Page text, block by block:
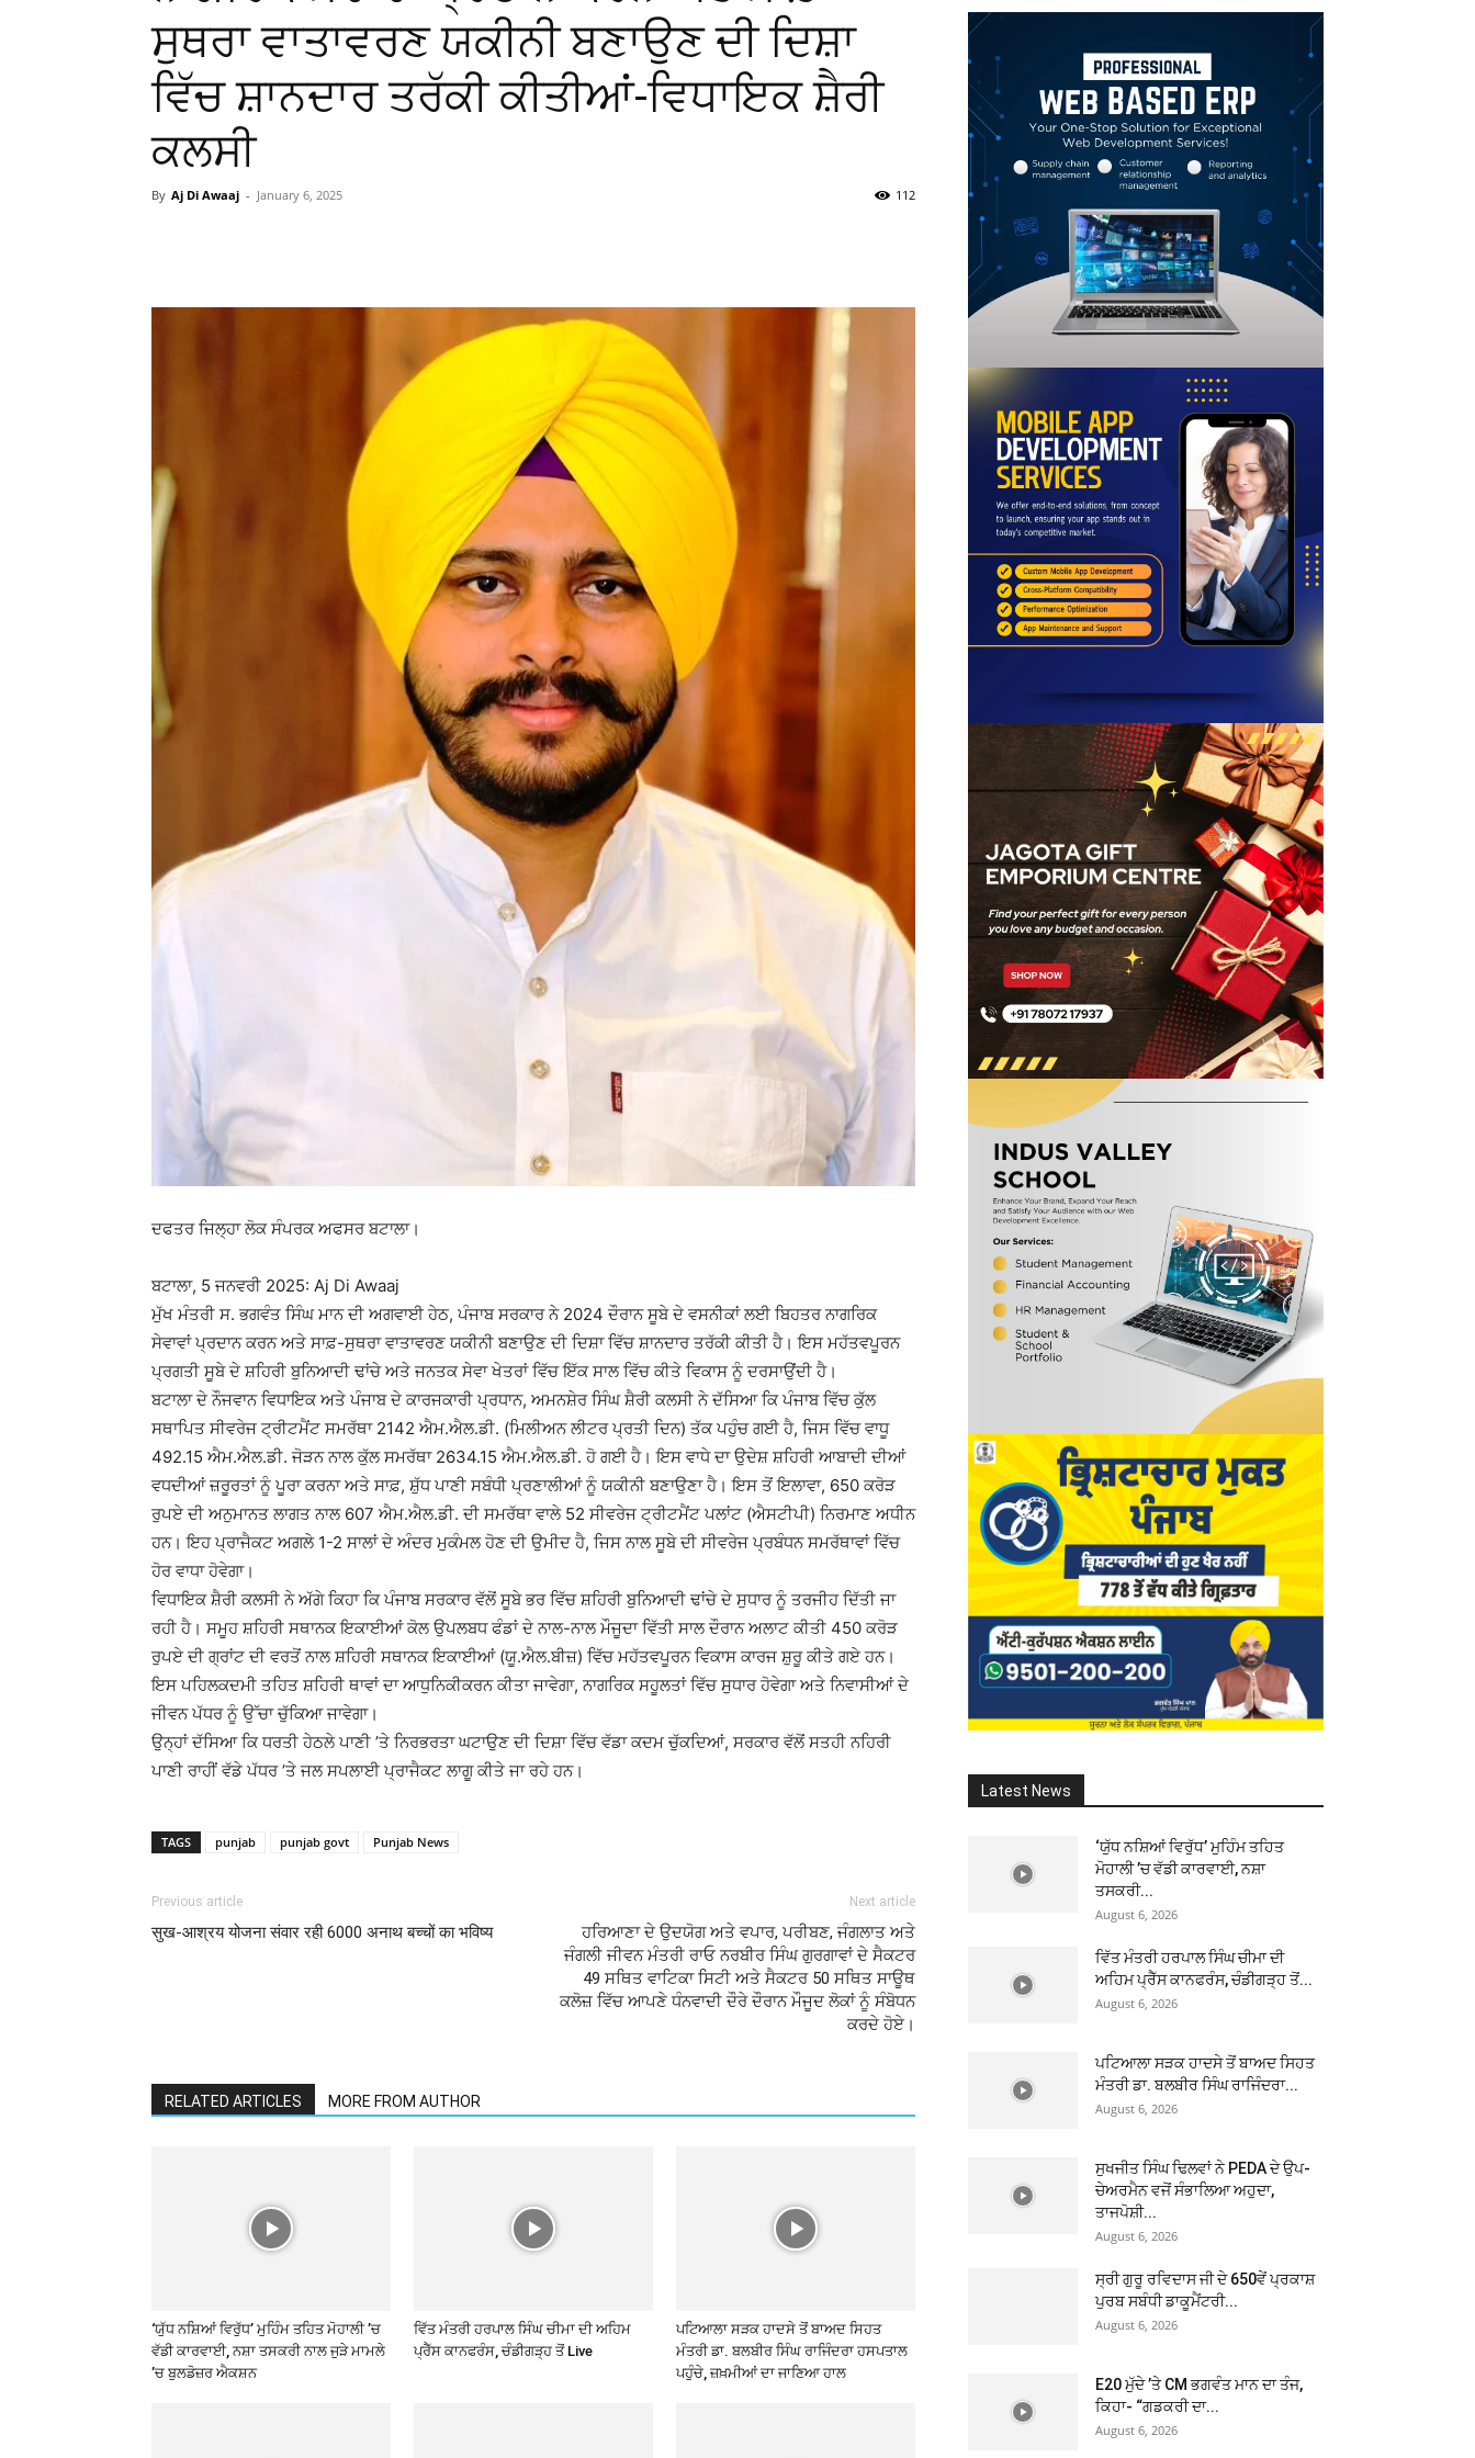
ਸੁਥਰਾ ਵਾਤਾਵਰਣ ਯਕੀਨੀ ਬਣਾਉਣ ਦੀ ਦਿਸ਼ਾ
ਵਿੱਚ ਸ਼ਾਨਦਾਰ ਤਰੱਕੀ ਕੀਤੀਆਂ-ਵਿਧਾਇਕ ਸ਼ੈਰੀ
ਕਲਸੀ
By Aj Di Awaaj - January 6, 2025 112
Email Print
ਦਫਤਰ ਜਿਲ੍ਹਾ ਲੋਕ ਸੰਪਰਕ ਅਫਸਰ ਬਟਾਲਾ।
ਬਟਾਲਾ, 5 ਜਨਵਰੀ 2025: Aj Di Awaaj
ਮੁੱਖ ਮੰਤਰੀ ਸ. ਭਗਵੰਤ ਸਿੰਘ ਮਾਨ ਦੀ ਅਗਵਾਈ ਹੇਠ, ਪੰਜਾਬ ਸਰਕਾਰ ਨੇ 2024 ਦੌਰਾਨ ਸੂਬੇ ਦੇ ਵਸਨੀਕਾਂ ਲਈ ਬਿਹਤਰ ਨਾਗਰਿਕ
ਸੇਵਾਵਾਂ ਪ੍ਰਦਾਨ ਕਰਨ ਅਤੇ ਸਾਫ਼-ਸੁਥਰਾ ਵਾਤਾਵਰਣ ਯਕੀਨੀ ਬਣਾਉਣ ਦੀ ਦਿਸ਼ਾ ਵਿੱਚ ਸ਼ਾਨਦਾਰ ਤਰੱਕੀ ਕੀਤੀ ਹੈ। ਇਸ ਮਹੱਤਵਪੂਰਨ
ਪ੍ਰਗਤੀ ਸੂਬੇ ਦੇ ਸ਼ਹਿਰੀ ਬੁਨਿਆਦੀ ਢਾਂਚੇ ਅਤੇ ਜਨਤਕ ਸੇਵਾ ਖੇਤਰਾਂ ਵਿੱਚ ਇੱਕ ਸਾਲ ਵਿੱਚ ਕੀਤੇ ਵਿਕਾਸ ਨੂੰ ਦਰਸਾਉਂਦੀ ਹੈ।
ਬਟਾਲਾ ਦੇ ਨੌਜਵਾਨ ਵਿਧਾਇਕ ਅਤੇ ਪੰਜਾਬ ਦੇ ਕਾਰਜਕਾਰੀ ਪ੍ਰਧਾਨ, ਅਮਨਸ਼ੇਰ ਸਿੰਘ ਸ਼ੈਰੀ ਕਲਸੀ ਨੇ ਦੱਸਿਆ ਕਿ ਪੰਜਾਬ ਵਿੱਚ ਕੁੱਲ
ਸਥਾਪਿਤ ਸੀਵਰੇਜ ਟ੍ਰੀਟਮੈਂਟ ਸਮਰੱਥਾ 2142 ਐਮ.ਐਲ.ਡੀ. (ਮਿਲੀਅਨ ਲੀਟਰ ਪ੍ਰਤੀ ਦਿਨ) ਤੱਕ ਪਹੁੰਚ ਗਈ ਹੈ, ਜਿਸ ਵਿੱਚ ਵਾਧੂ
492.15 ਐਮ.ਐਲ.ਡੀ. ਜੋੜਨ ਨਾਲ ਕੁੱਲ ਸਮਰੱਥਾ 2634.15 ਐਮ.ਐਲ.ਡੀ. ਹੋ ਗਈ ਹੈ। ਇਸ ਵਾਧੇ ਦਾ ਉਦੇਸ਼ ਸ਼ਹਿਰੀ ਆਬਾਦੀ ਦੀਆਂ
ਵਧਦੀਆਂ ਜ਼ਰੂਰਤਾਂ ਨੂੰ ਪੂਰਾ ਕਰਨਾ ਅਤੇ ਸਾਫ਼, ਸ਼ੁੱਧ ਪਾਣੀ ਸਬੰਧੀ ਪ੍ਰਣਾਲੀਆਂ ਨੂੰ ਯਕੀਨੀ ਬਣਾਉਣਾ ਹੈ। ਇਸ ਤੋਂ ਇਲਾਵਾ, 650 ਕਰੋੜ
ਰੁਪਏ ਦੀ ਅਨੁਮਾਨਤ ਲਾਗਤ ਨਾਲ 607 ਐਮ.ਐਲ.ਡੀ. ਦੀ ਸਮਰੱਥਾ ਵਾਲੇ 52 ਸੀਵਰੇਜ ਟ੍ਰੀਟਮੈਂਟ ਪਲਾਂਟ (ਐਸਟੀਪੀ) ਨਿਰਮਾਣ ਅਧੀਨ
ਹਨ। ਇਹ ਪ੍ਰਾਜੈਕਟ ਅਗਲੇ 1-2 ਸਾਲਾਂ ਦੇ ਅੰਦਰ ਮੁਕੰਮਲ ਹੋਣ ਦੀ ਉਮੀਦ ਹੈ, ਜਿਸ ਨਾਲ ਸੂਬੇ ਦੀ ਸੀਵਰੇਜ ਪ੍ਰਬੰਧਨ ਸਮਰੱਥਾਵਾਂ ਵਿੱਚ
ਹੋਰ ਵਾਧਾ ਹੋਵੇਗਾ।
ਵਿਧਾਇਕ ਸ਼ੈਰੀ ਕਲਸੀ ਨੇ ਅੱਗੇ ਕਿਹਾ ਕਿ ਪੰਜਾਬ ਸਰਕਾਰ ਵੱਲੋਂ ਸੂਬੇ ਭਰ ਵਿੱਚ ਸ਼ਹਿਰੀ ਬੁਨਿਆਦੀ ਢਾਂਚੇ ਦੇ ਸੁਧਾਰ ਨੂੰ ਤਰਜੀਹ ਦਿੱਤੀ ਜਾ
ਰਹੀ ਹੈ। ਸਮੂਹ ਸ਼ਹਿਰੀ ਸਥਾਨਕ ਇਕਾਈਆਂ ਕੋਲ ਉਪਲਬਧ ਫੰਡਾਂ ਦੇ ਨਾਲ-ਨਾਲ ਮੌਜੂਦਾ ਵਿੱਤੀ ਸਾਲ ਦੌਰਾਨ ਅਲਾਟ ਕੀਤੀ 450 ਕਰੋੜ
ਰੁਪਏ ਦੀ ਗ੍ਰਾਂਟ ਦੀ ਵਰਤੋਂ ਨਾਲ ਸ਼ਹਿਰੀ ਸਥਾਨਕ ਇਕਾਈਆਂ (ਯੂ.ਐਲ.ਬੀਜ਼) ਵਿੱਚ ਮਹੱਤਵਪੂਰਨ ਵਿਕਾਸ ਕਾਰਜ ਸ਼ੁਰੂ ਕੀਤੇ ਗਏ ਹਨ।
ਇਸ ਪਹਿਲਕਦਮੀ ਤਹਿਤ ਸ਼ਹਿਰੀ ਥਾਵਾਂ ਦਾ ਆਧੁਨਿਕੀਕਰਨ ਕੀਤਾ ਜਾਵੇਗਾ, ਨਾਗਰਿਕ ਸਹੂਲਤਾਂ ਵਿੱਚ ਸੁਧਾਰ ਹੋਵੇਗਾ ਅਤੇ ਨਿਵਾਸੀਆਂ ਦੇ
ਜੀਵਨ ਪੱਧਰ ਨੂੰ ਉੱਚਾ ਚੁੱਕਿਆ ਜਾਵੇਗਾ।
ਉਨ੍ਹਾਂ ਦੱਸਿਆ ਕਿ ਧਰਤੀ ਹੇਠਲੇ ਪਾਣੀ ’ਤੇ ਨਿਰਭਰਤਾ ਘਟਾਉਣ ਦੀ ਦਿਸ਼ਾ ਵਿੱਚ ਵੱਡਾ ਕਦਮ ਚੁੱਕਦਿਆਂ, ਸਰਕਾਰ ਵੱਲੋਂ ਸਤਹੀ ਨਹਿਰੀ
ਪਾਣੀ ਰਾਹੀਂ ਵੱਡੇ ਪੱਧਰ ’ਤੇ ਜਲ ਸਪਲਾਈ ਪ੍ਰਾਜੈਕਟ ਲਾਗੂ ਕੀਤੇ ਜਾ ਰਹੇ ਹਨ।
TAGS punjab punjab govt Punjab News
Previous article
सुख-आश्रय योजना संवार रही 6000 अनाथ बच्चों का भविष्य
Next article
ਹਰਿਆਣਾ ਦੇ ਉਦਯੋਗ ਅਤੇ ਵਪਾਰ, ਪਰੀਬਣ, ਜੰਗਲਾਤ ਅਤੇ
ਜੰਗਲੀ ਜੀਵਨ ਮੰਤਰੀ ਰਾਓ ਨਰਬੀਰ ਸਿੰਘ ਗੁਰਗਾਵਾਂ ਦੇ ਸੈਕਟਰ
49 ਸਥਿਤ ਵਾਟਿਕਾ ਸਿਟੀ ਅਤੇ ਸੈਕਟਰ 50 ਸਥਿਤ ਸਾਊਥ
ਕਲੋਜ਼ ਵਿੱਚ ਆਪਣੇ ਧੰਨਵਾਦੀ ਦੌਰੇ ਦੌਰਾਨ ਮੌਜੂਦ ਲੋਕਾਂ ਨੂੰ ਸੰਬੋਧਨ
ਕਰਦੇ ਹੋਏ।
RELATED ARTICLES MORE FROM AUTHOR
‘ਯੁੱਧ ਨਸ਼ਿਆਂ ਵਿਰੁੱਧ’ ਮੁਹਿੰਮ ਤਹਿਤ ਮੋਹਾਲੀ ’ਚ
ਵੱਡੀ ਕਾਰਵਾਈ, ਨਸ਼ਾ ਤਸਕਰੀ ਨਾਲ ਜੁੜੇ ਮਾਮਲੇ
’ਚ ਬੁਲਡੋਜ਼ਰ ਐਕਸ਼ਨ
ਵਿੱਤ ਮੰਤਰੀ ਹਰਪਾਲ ਸਿੰਘ ਚੀਮਾ ਦੀ ਅਹਿਮ
ਪ੍ਰੈੱਸ ਕਾਨਫਰੰਸ, ਚੰਡੀਗੜ੍ਹ ਤੋਂ Live
ਪਟਿਆਲਾ ਸੜਕ ਹਾਦਸੇ ਤੋਂ ਬਾਅਦ ਸਿਹਤ
ਮੰਤਰੀ ਡਾ. ਬਲਬੀਰ ਸਿੰਘ ਰਾਜਿੰਦਰਾ ਹਸਪਤਾਲ
ਪਹੁੰਚੇ, ਜ਼ਖ਼ਮੀਆਂ ਦਾ ਜਾਣਿਆ ਹਾਲ
Latest News
‘ਯੁੱਧ ਨਸ਼ਿਆਂ ਵਿਰੁੱਧ’ ਮੁਹਿੰਮ ਤਹਿਤ
ਮੋਹਾਲੀ ’ਚ ਵੱਡੀ ਕਾਰਵਾਈ, ਨਸ਼ਾ
ਤਸਕਰੀ...
August 6, 2026
ਵਿੱਤ ਮੰਤਰੀ ਹਰਪਾਲ ਸਿੰਘ ਚੀਮਾ ਦੀ
ਅਹਿਮ ਪ੍ਰੈੱਸ ਕਾਨਫਰੰਸ, ਚੰਡੀਗੜ੍ਹ ਤੋਂ...
August 6, 2026
ਪਟਿਆਲਾ ਸੜਕ ਹਾਦਸੇ ਤੋਂ ਬਾਅਦ ਸਿਹਤ
ਮੰਤਰੀ ਡਾ. ਬਲਬੀਰ ਸਿੰਘ ਰਾਜਿੰਦਰਾ...
August 6, 2026
ਸੁਖਜੀਤ ਸਿੰਘ ਢਿਲਵਾਂ ਨੇ PEDA ਦੇ ਉਪ-
ਚੇਅਰਮੈਨ ਵਜੋਂ ਸੰਭਾਲਿਆ ਅਹੁਦਾ,
ਤਾਜਪੋਸ਼ੀ...
August 6, 2026
ਸ੍ਰੀ ਗੁਰੂ ਰਵਿਦਾਸ ਜੀ ਦੇ 650ਵੇਂ ਪ੍ਰਕਾਸ਼
ਪੁਰਬ ਸਬੰਧੀ ਡਾਕੂਮੈਂਟਰੀ...
August 6, 2026
E20 ਮੁੱਦੇ ’ਤੇ CM ਭਗਵੰਤ ਮਾਨ ਦਾ ਤੰਜ,
ਕਿਹਾ- “ਗਡਕਰੀ ਦਾ...
August 6, 2026